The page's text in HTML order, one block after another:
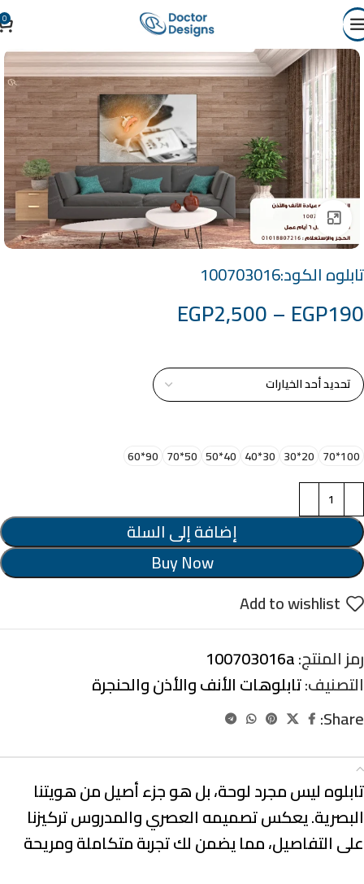
0
Click to enlarge
تابلوه الكود:100703016
EGP190
–
EGP2,500
100*70
20*30
30*40
40*50
50*70
90*60
إضافة إلى السلة
Buy Now
Add to wishlist
رمز المنتج:100703016a
التصنيف:تابلوهات الأنف والأذن والحنجرة
Share:
تابلوه ليس مجرد لوحة، بل هو جزء أصيل من هويتنا
البصرية. يعكس تصميمه العصري والمدروس تركيزنا
على التفاصيل، مما يضمن لك تجربة متكاملة ومريحة